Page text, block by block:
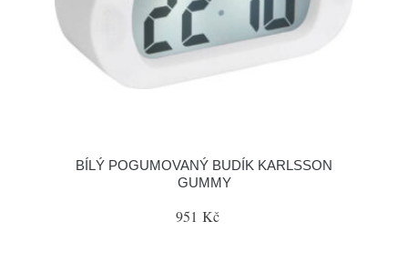
BÍLÝ POGUMOVANÝ BUDÍK KARLSSON
GUMMY
951 Kč